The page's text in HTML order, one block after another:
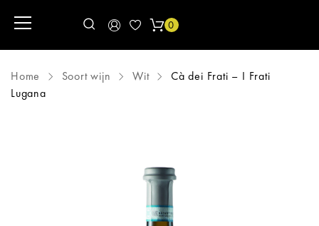
0
Home Soort wijn Wit
Cà dei Frati – I Frati
Lugana